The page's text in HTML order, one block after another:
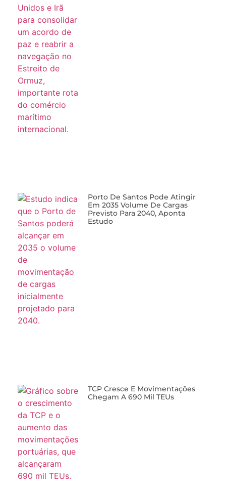
Porto De Santos Pode Atingir
Em 2035 Volume De Cargas
Previsto Para 2040, Aponta
Estudo
TCP Cresce E Movimentações
Chegam A 690 Mil TEUs